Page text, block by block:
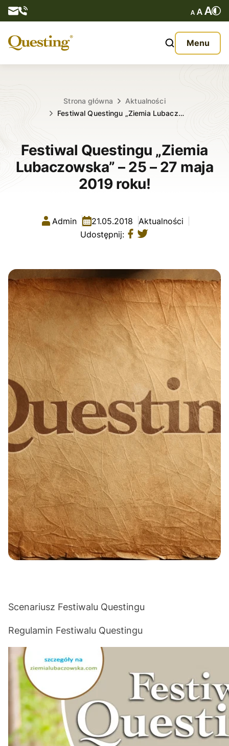
Menu
O nas
Kontakt
Strona główna
Aktualności
Festiwal Questingu „Ziemia Lubacz…
Festiwal Questingu „Ziemia
Lubaczowska” – 25 – 27 maja
2019 roku!
Admin 21.05.2018 Aktualności
Udostępnij:
Scenariusz Festiwalu Questingu
Regulamin Festiwalu Questingu